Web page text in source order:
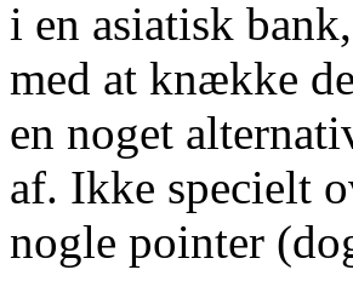
i en asiatisk
med at knække
en noget
af. Ikke specielt
nogle pointer